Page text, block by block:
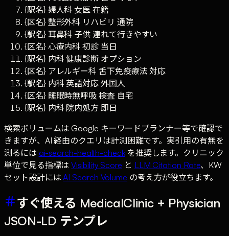
{駅名} 婦人科 女医 在籍
{区名} 整形外科 リハビリ 通院
{駅名} 耳鼻科 子供 連れて行きやすい
{区名} 心療内科 初診 当日
{駅名} 内科 健康診断 オプション
{区名} アレルギー科 舌下免疫療法 対応
{駅名} 内科 英語対応 外国人
{区名} 睡眠時無呼吸 検査 自宅
{駅名} 内科 院内処方 即日
検索ボリュームは Google キーワードプランナー等で確認で
きますが、AI 経由のクエリは計測困難です。実引用の有無を
測るには ai-search-health-checkを推奨します。クリニック
単位で見る指標はVisibility Score と LLM Citation Rate、KW
セット設計にはAI Search Volume の考え方が役立ちます。
すぐ使える MedicalClinic + Physician
JSON-LD テンプレ